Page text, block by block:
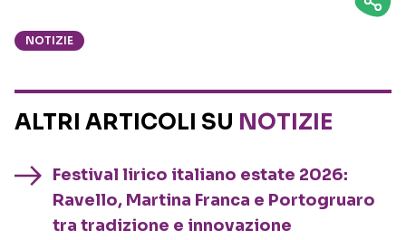
NOTIZIE
ALTRI ARTICOLI SU NOTIZIE
Festival lirico italiano estate 2026:
Ravello, Martina Franca e Portogruaro
tra tradizione e innovazione